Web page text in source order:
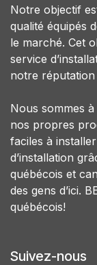
Notre objectif
qualité équipés
le marché. Cet
service
notre
Nous sommes
nos propres
faciles à
d’installation
québécois et
des gens d’ici.
québécois!
Suivez-nous